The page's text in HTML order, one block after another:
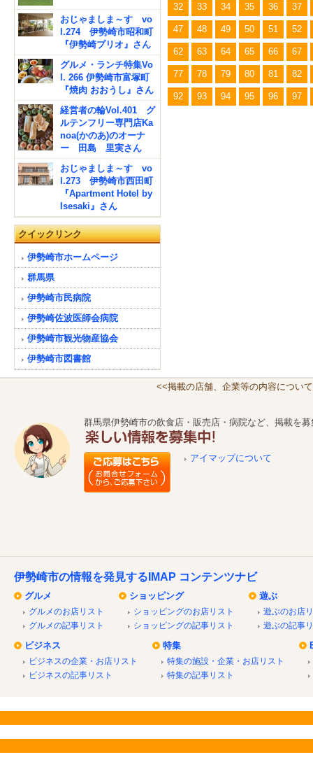
32 33 34 35 36 37
47 48 49 50 51 52
62 63 64 65 66 67
77 78 79 80 81 82
92 93 94 95 96 97
おじゃましま～す vo
l.274 伊勢崎市昭和町
『伊勢崎プリオ』さん
グルメ・ランチ特集Vo
l. 266 伊勢崎市富塚町
『焼肉 おおうし』さん
経営者の輪Vol.401 グ
ルテンフリー専門店Ka
noa(かのあ)のオーナ
ー 田島 里実さん
おじゃましま～す vo
l.273 伊勢崎市西田町
『Apartment Hotel by
Isesaki』さん
クイックリンク
伊勢崎市ホームページ
群馬県
伊勢崎市民病院
伊勢崎佐波医師会病院
伊勢崎市観光物産協会
伊勢崎市図書館
<<掲載の店舗、企業等の内容につい
群馬県伊勢崎市の飲食店・販売店・病院など、掲載を
アイマップについて
伊勢崎市の情報を発見するIMAP コンテンツナビ
グルメ
グルメのお店リスト
グルメの記事リスト
ショッピング
ショッピングのお店リスト
ショッピングの記事リスト
遊ぶ
遊ぶのお店
遊ぶの記事
ビジネス
ビジネスの企業・お店リスト
ビジネスの記事リスト
特集
特集の施設・企業・お店リスト
特集の記事リスト